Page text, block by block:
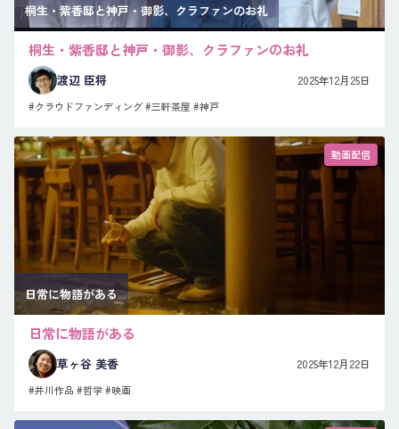
桐生・紫香邸と神戸・御影、クラファンのお礼
桐生・紫香邸と神戸・御影、クラファンのお礼
渡辺 臣将 2025年12月25日
#クラウドファンディング#三軒茶屋 #神戸
動画配信
日常に物語がある
日常に物語がある
草ヶ谷 美香 2025年12月22日
#井川作品 #哲学#映画